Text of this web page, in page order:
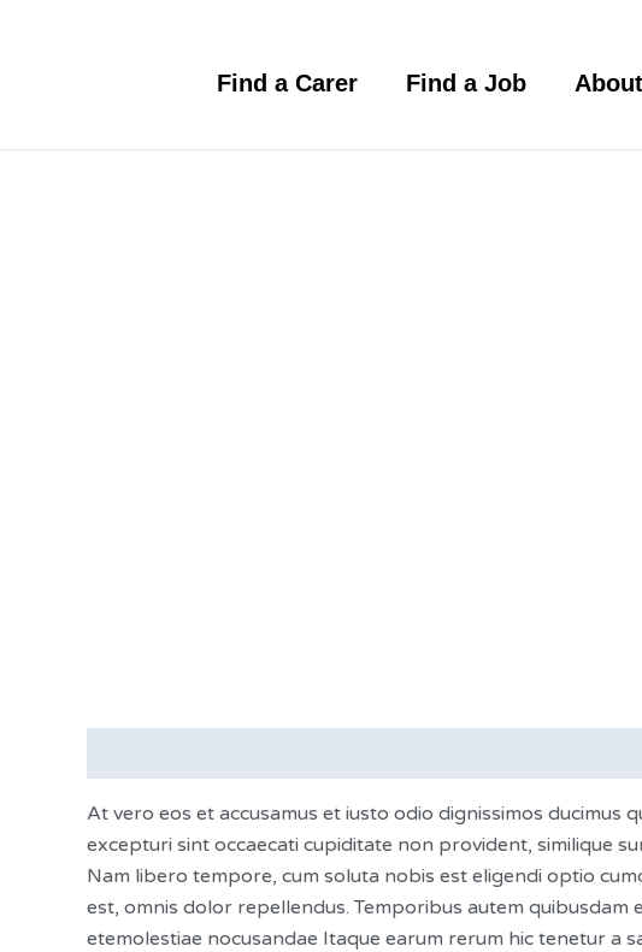
Find a Carer Find a Job
At vero eos et accusamus et iusto odio dignissimos
excepturi sint occaecati cupiditate non provident, similique
Nam libero tempore, cum soluta nobis est eligendi optio
est, omnis dolor repellendus. Temporibus autem
etemolestiae nocusandae Itaque earum rerum hic tenetur a